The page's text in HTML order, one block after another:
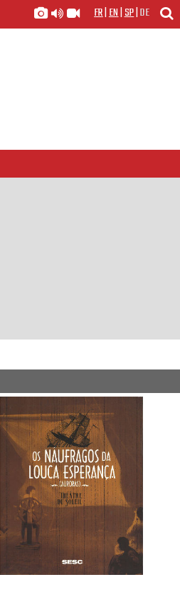
FR|EN|SP|DE